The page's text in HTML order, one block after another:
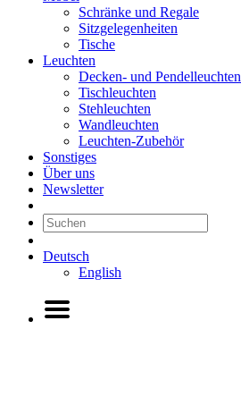
Schränke und Regale
Sitzgelegenheiten
Tische
Leuchten
Decken- und Pendelleuchten
Tischleuchten
Stehleuchten
Wandleuchten
Leuchten-Zubehör
Sonstiges
Über uns
Newsletter
Deutsch
English